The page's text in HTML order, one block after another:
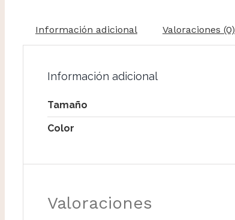
Información adicional Valoraciones (0)
Información adicional
Tamaño
Color
Valoraciones